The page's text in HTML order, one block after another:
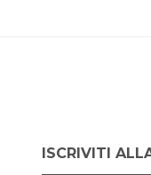
ISCRIVITI